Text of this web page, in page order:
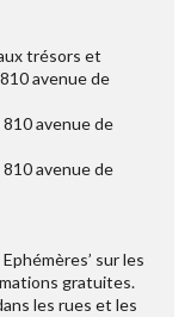
trésors et
avenue de
810 avenue de
810 avenue de
sur les
gratuites.
les rues et les